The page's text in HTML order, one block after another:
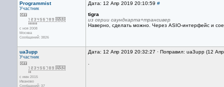
Programmist
Участник
с ноя 2008
Москва
Сообщений: 3826
Дата: 12 Апр 2019 20:10:59 #
tigra
из серии саундкарта+трансивер
Наверно, сделать можно. Через ASIO-интерфейс и
ua3upp
Участник
с июн 2015
Иваново
Сообщений: 37
Дата: 12 Апр 2019 20:32:27 · Поправил: ua3upp (12